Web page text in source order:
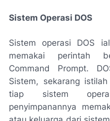
Sistem Operasi DOS
Sistem operasi DOS
memakai perintah
Command Prompt.
Sistem, sekarang
tiap sistem
penyimpanannya